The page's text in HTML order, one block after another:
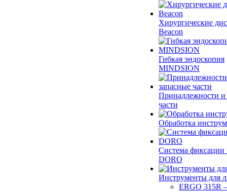
Хирургические
Beacon
Гибкая эндоскопия
MINDSION
Принадлежности и
части
Обработка
Система фиксации
DORO
Инструменты для
ERGO 315R